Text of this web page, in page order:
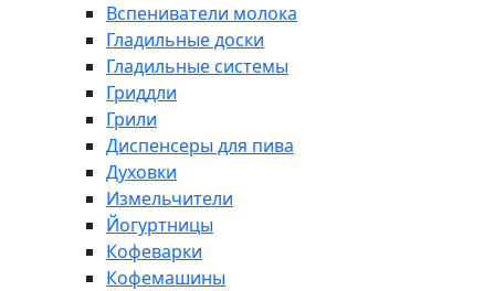
Вспениватели молока
Гладильные доски
Гладильные системы
Гриддли
Грили
Диспенсеры для пива
Духовки
Измельчители
Йогуртницы
Кофеварки
Кофемашины